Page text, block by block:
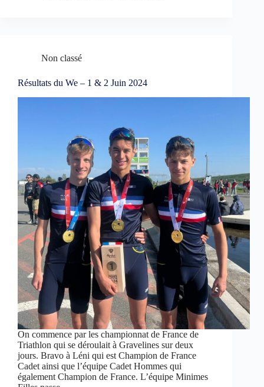
Non classé
Résultats du We – 1 & 2 Juin 2024
On commence par les championnat de France de
Triathlon qui se déroulait à Gravelines sur deux
jours. Bravo à Léni qui est Champion de France
Cadet ainsi que l’équipe Cadet Hommes qui
également Champion de France. L’équipe Minimes